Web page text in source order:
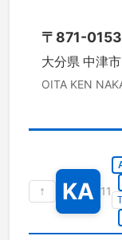
〒 871-0153
大分県 中津市
OITA KEN
↑ KA 11